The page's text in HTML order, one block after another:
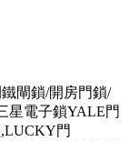
閘鎖/開房門鎖/
星電子鎖YALE門
門